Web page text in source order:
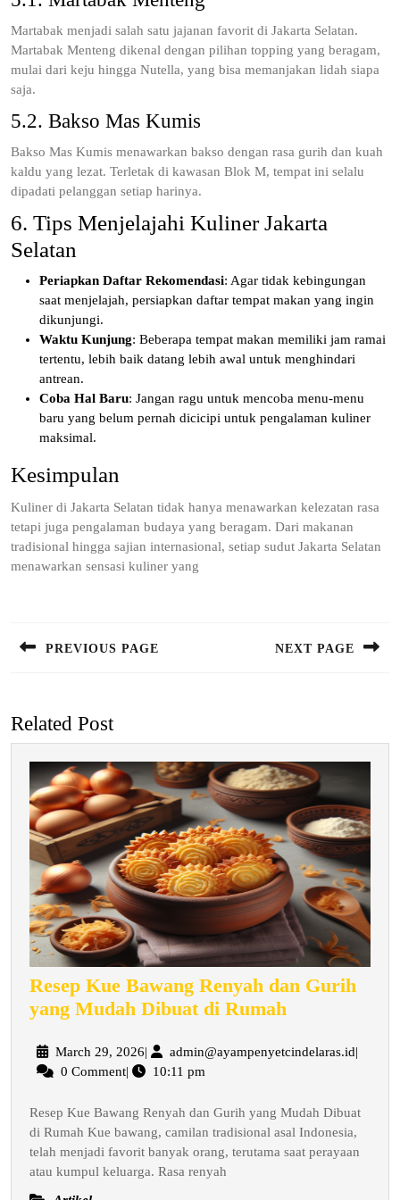
Martabak menjadi salah satu jajanan favorit di Jakarta Selatan.
Martabak Menteng dikenal dengan pilihan topping yang beragam,
mulai dari keju hingga Nutella, yang bisa memanjakan lidah siapa
saja.
5.2. Bakso Mas Kumis
Bakso Mas Kumis menawarkan bakso dengan rasa gurih dan kuah
kaldu yang lezat. Terletak di kawasan Blok M, tempat ini selalu
dipadati pelanggan setiap harinya.
6. Tips Menjelajahi Kuliner Jakarta
Selatan
Periapkan Daftar Rekomendasi: Agar tidak kebingungan
saat menjelajah, persiapkan daftar tempat makan yang ingin
dikunjungi.
Waktu Kunjung: Beberapa tempat makan memiliki jam ramai
tertentu, lebih baik datang lebih awal untuk menghindari
antrean.
Coba Hal Baru: Jangan ragu untuk mencoba menu-menu
baru yang belum pernah dicicipi untuk pengalaman kuliner
maksimal.
Kesimpulan
Kuliner di Jakarta Selatan tidak hanya menawarkan kelezatan rasa
tetapi juga pengalaman budaya yang beragam. Dari makanan
tradisional hingga sajian internasional, setiap sudut Jakarta Selatan
menawarkan sensasi kuliner yang
PREVIOUS PAGE NEXT PAGE
Related Post
Resep Kue Bawang Renyah dan Gurih
yang Mudah Dibuat di Rumah
Bawang
Gurih
yang
March 29, 2026March
29,
| admin@ayampenyetcindelaras.id|
0 Comment| 10:11 pm
Resep Kue Bawang Renyah dan Gurih yang Mudah Dibuat
di Rumah Kue bawang, camilan tradisional asal Indonesia,
telah menjadi favorit banyak orang, terutama saat perayaan
atau kumpul keluarga. Rasa renyah